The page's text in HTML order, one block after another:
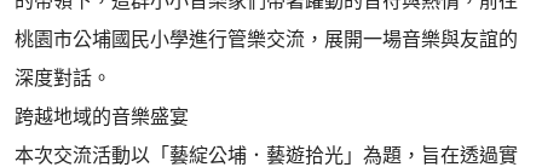
桃園市公埔國民小學進行管樂交流，展開一場音樂與友誼的
深度對話。
​跨越地域的音樂盛宴
​本次交流活動以「藝綻公埔．藝遊拾光」為題，旨在透過實